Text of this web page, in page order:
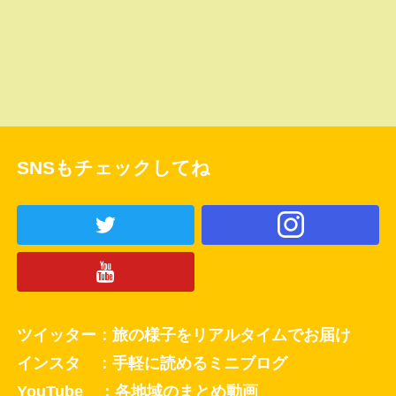
SNSもチェックしてね
ツイッター：旅の様子をリアルタイムでお届け
インスタ ：手軽に読めるミニブログ
YouTube ：各地域のまとめ動画